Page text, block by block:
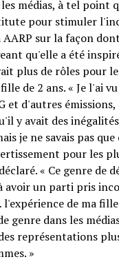
médias, à tel point
pour stimuler
AARP sur la façon
qu'elle a été
plus de rôles pour
de 2 ans. « Je l'ai
et d'autres
y avait des
je ne savais pas que
pour les
« Ce genre de
avoir un parti pris
de ma
genre dans les
représentations
»